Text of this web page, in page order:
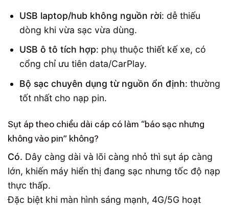
USB laptop/hub không nguồn rời: dễ thiếu
dòng khi vừa sạc vừa dùng.
USB ô tô tích hợp: phụ thuộc thiết kế xe, có
cổng chỉ ưu tiên data/CarPlay.
Bộ sạc chuyên dụng từ nguồn ổn định: thường
tốt nhất cho nạp pin.
Sụt áp theo chiều dài cáp có làm “báo sạc nhưng
không vào pin” không?
Có. Dây càng dài và lõi càng nhỏ thì sụt áp càng
lớn, khiến máy hiển thị đang sạc nhưng tốc độ nạp
thực thấp.
Đặc biệt khi màn hình sáng mạnh, 4G/5G hoạt